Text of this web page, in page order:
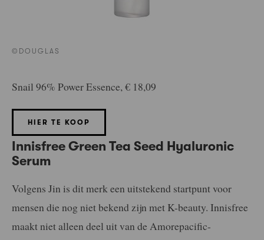
©DOUGLAS
Snail 96% Power Essence, € 18,09
HIER TE KOOP
Innisfree Green Tea Seed Hyaluronic
Serum
Volgens Jin is dit merk een uitstekend startpunt voor
mensen die nog niet bekend zijn met K-beauty. Innisfree
maakt niet alleen deel uit van de Amorepacific-